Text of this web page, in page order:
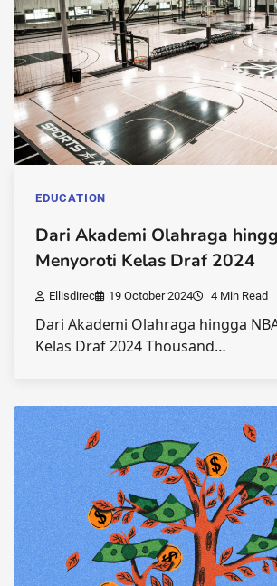
EDUCATION
Dari Akademi Olahraga
Menyoroti Kelas Draf 2024
Ellisdirec 19 October 2024 4 Min Read
Dari Akademi Olahraga hingga
Kelas Draf 2024 Thousand…